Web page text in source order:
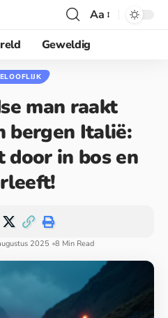
Aa
Geweldig
man raakt
bergen Italië:
door in bos en
2025 8 Min Read